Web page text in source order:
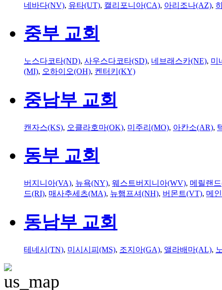
네바다(NV), 유타(UT), 캘리포니아(CA), 아리조나(AZ),
중부 교회
노스다코타(ND), 사우스다코타(SD), 네브래스카(NE), 미
(MI), 오하이오(OH), 켄터키(KY)
중남부 교회
캔자스(KS), 오클라호마(OK), 미주리(MO), 아칸소(AR),
동부 교회
버지니아(VA), 뉴욕(NY), 웨스트버지니아(WV), 메릴랜
드(RI), 매사추세츠(MA), 뉴햄프셔(NH), 버몬트(VT), 메
동남부 교회
테네시(TN), 미시시피(MS), 조지아(GA), 앨라배마(AL),